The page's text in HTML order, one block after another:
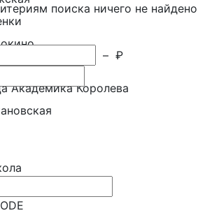
Академика Королева
поиска ничего не найдено
– ₽